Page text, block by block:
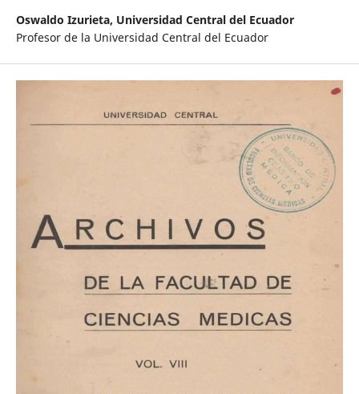
Oswaldo Izurieta, Universidad Central del Ecuador
Profesor de la Universidad Central del Ecuador